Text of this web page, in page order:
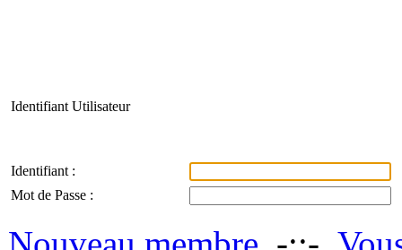
Identifiant Utilisateur
Identifiant :
Mot de Passe :